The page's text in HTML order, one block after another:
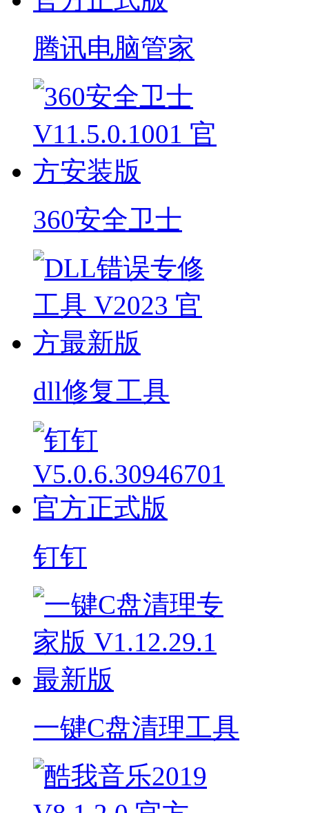
腾讯电脑管家
360安全卫士
dll修复工具
钉钉
一键C盘清理工具